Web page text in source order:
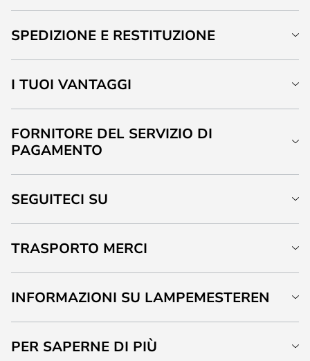
SPEDIZIONE E RESTITUZIONE
I TUOI VANTAGGI
FORNITORE DEL SERVIZIO DI
PAGAMENTO
SEGUITECI SU
TRASPORTO MERCI
INFORMAZIONI SU LAMPEMESTEREN
PER SAPERNE DI PIÙ